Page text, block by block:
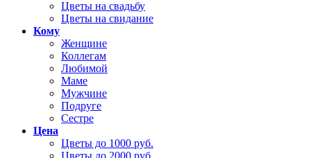
Цветы на свадьбу
Цветы на свидание
Кому
Женщине
Коллегам
Любимой
Маме
Мужчине
Подруге
Сестре
Цена
Цветы до 1000 руб.
Цветы до 2000 руб.